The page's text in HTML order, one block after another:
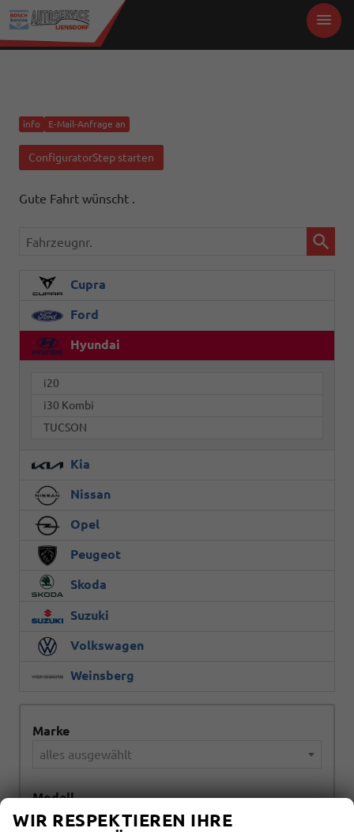
info E-Mail-Anfrage an
ConfiguratorStep starten
Gute Fahrt wünscht .
Fahrzeugnr.
Cupra
Ford
Hyundai
i20
i30 Kombi
TUCSON
Kia
Nissan
Opel
Peugeot
Skoda
Suzuki
Volkswagen
Weinsberg
Marke
alles ausgewählt
Modell
alles ausgewählt
WIR RESPEKTIEREN IHRE